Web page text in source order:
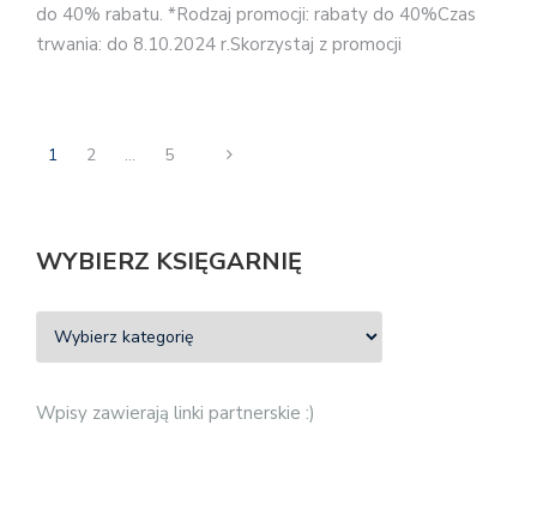
do 40% rabatu. *Rodzaj promocji: rabaty do 40%Czas
trwania: do 8.10.2024 r.Skorzystaj z promocji
1 2 … 5
WYBIERZ KSIĘGARNIĘ
Wpisy zawierają linki partnerskie :)